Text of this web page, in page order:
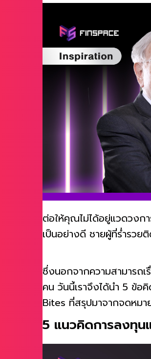
ต่อให้คุณไม่ได้อยู่แวดวงก
เป็นอย่างดี ชายผู้ที่ร่ำรว
ซึ่งนอกจากความสามารถ
คน วันนี้เราจึงได้นำ 5 ข้อ
Bites ที่สรุปมาจากจดหม
5 แนวคิดการลงทุน